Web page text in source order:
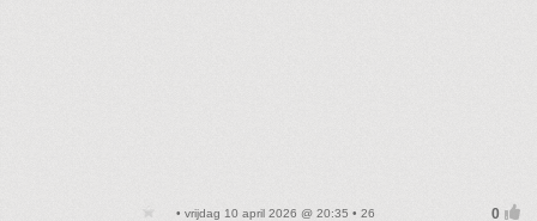
• vrijdag 10 april 2026 @ 20:35 • 26